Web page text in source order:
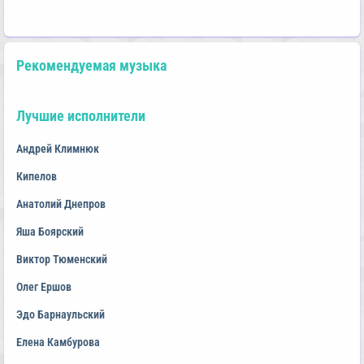
Рекомендуемая музыка
Лучшие исполнители
Андрей Климнюк
Кипелов
Анатолий Днепров
Яша Боярский
Виктор Тюменский
Олег Ершов
Эдо Барнаульский
Елена Камбурова